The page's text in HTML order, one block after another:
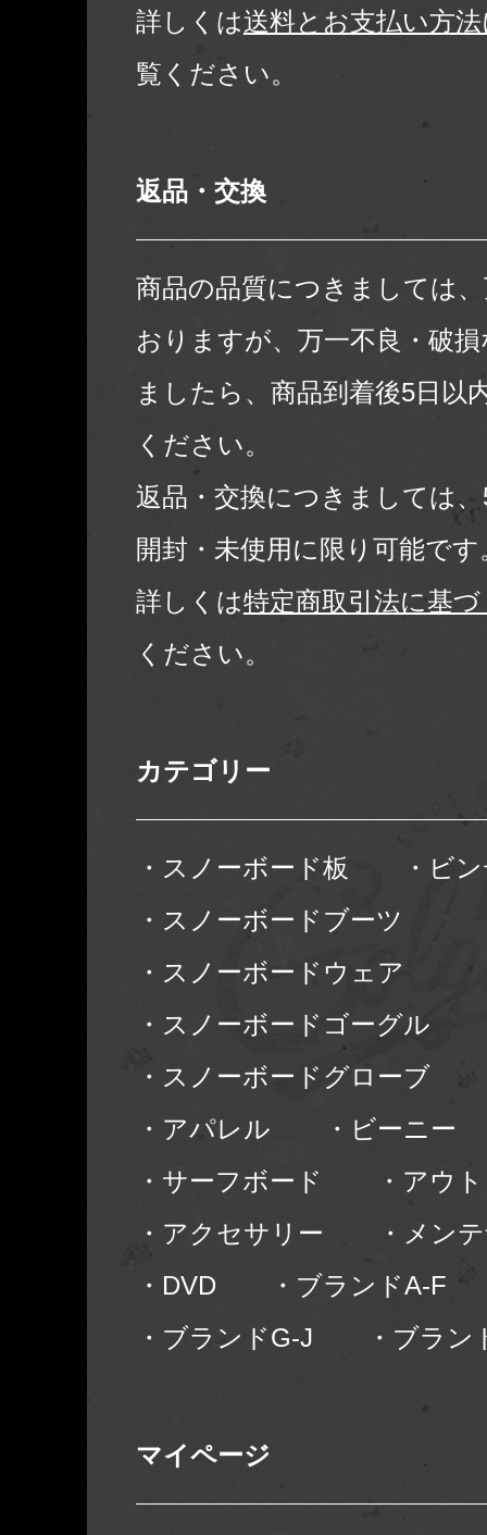
詳しくは送料とお支払い方
覧ください。
返品・交換
商品の品質につきましては
おりますが、万一不良・破
ましたら、商品到着後5日以
ください。
返品・交換につきましては
開封・未使用に限り可能です
詳しくは特定商取引法に基
ください。
カテゴリー
・スノーボード板
・ビ
・スノーボードブーツ
・スノーボードウェア
・スノーボードゴーグル
・スノーボードグローブ
・アパレル
・ビーニー
・サーフボード
・アウ
・アクセサリー
・メン
・DVD
・ブランドA-F
・ブランドG-J
・ブラン
マイページ